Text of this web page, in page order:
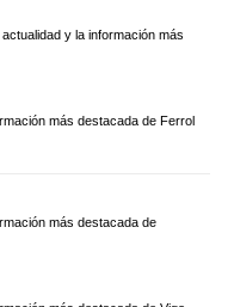
y la información más
más destacada de Ferrol
más destacada de